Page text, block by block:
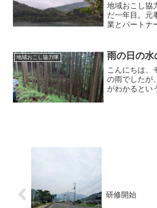
地域おこし協
だ一年目。元
業とパートナ
地域おこし協力隊 雨の日の水
こんにちは、
の雨でしたが
がわかるとい
研修開始